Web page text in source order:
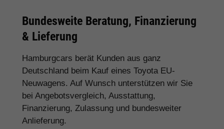
Bundesweite Beratung, Finanzierung
& Lieferung
Hamburgcars berät Kunden aus ganz
Deutschland beim Kauf eines Toyota EU-
Neuwagens. Auf Wunsch unterstützen wir Sie
bei Angebotsvergleich, Ausstattung,
Finanzierung, Zulassung und bundesweiter
Anlieferung.